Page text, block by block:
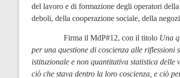
del lavoro e di formazione degli operatori
deboli, della cooperazione sociale, della
Firma il MdP#12, con il titolo Una
per una questione di coscienza alle
istituzionale e non quantitativa statistica delle
ciò che stava dentro la loro coscienza, e ciò